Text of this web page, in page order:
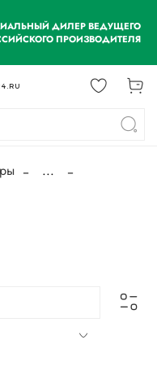
ДИЛЕР ВЕДУЩЕГО
ПРОИЗВОДИТЕЛЯ
...